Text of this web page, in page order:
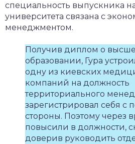
специальность выпускника
университета связана с
менеджментом.
Получив диплом о
образовании, Гура
одну из киевских
компаний на должность
территориального
зарегистрировал себя с
стороны. Поэтому через
повысили в должности,
доверив руководить